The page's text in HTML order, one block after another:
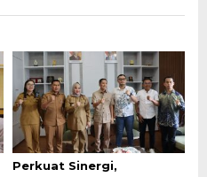
Perkuat Sinergi,